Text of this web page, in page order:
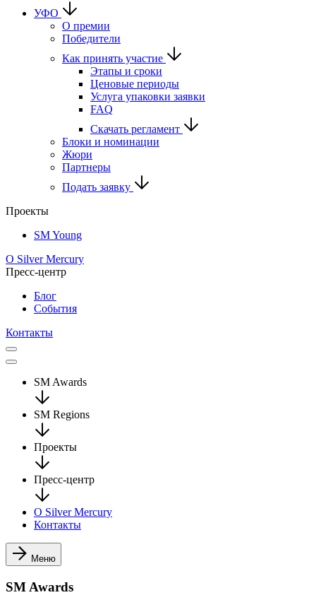
УФО
О премии
Победители
Как принять участие
Этапы и сроки
Ценовые периоды
Услуга упаковки заявки
FAQ
Скачать регламент
Блоки и номинации
Жюри
Партнеры
Подать заявку
Проекты
SM Young
О Silver Mercury
Пресс-центр
Блог
События
Контакты
SM Awards
SM Regions
Проекты
Пресс-центр
О Silver Mercury
Контакты
Меню
SM Awards